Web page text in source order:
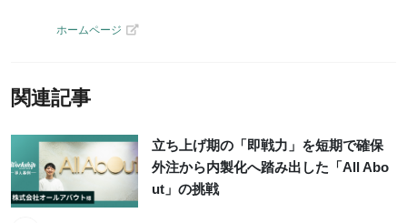
ホームページ
関連記事
立ち上げ期の「即戦力」を短期で確保
外注から内製化へ踏み出した「All Abo
ut」の挑戦